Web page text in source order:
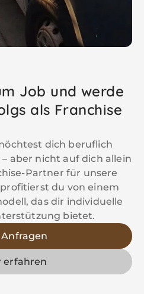
Job und werde
als Franchise
dich beruflich
aber nicht auf dich allein
Partner für unsere
du von einem
das dir individuelle
bietet.
erfahren